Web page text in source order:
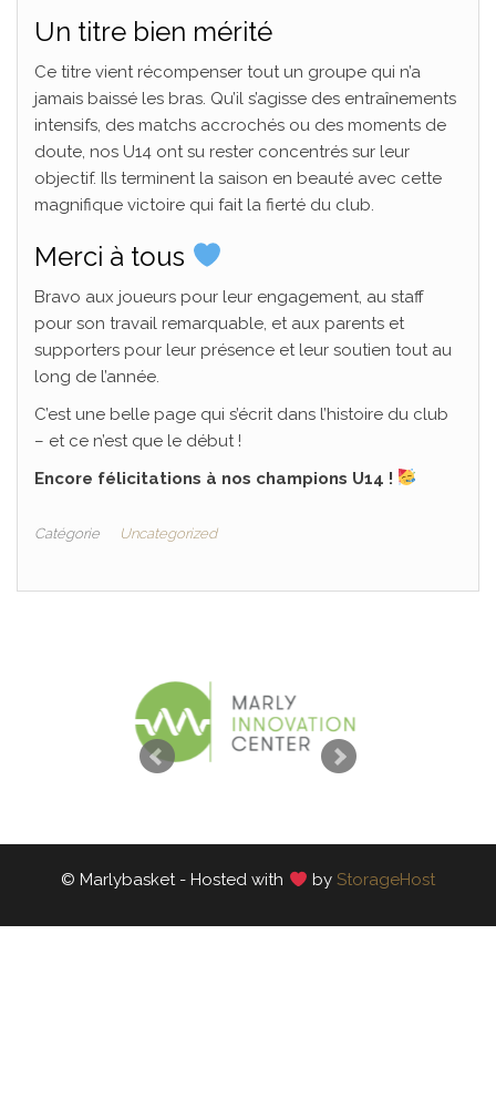
Un titre bien mérité
Ce titre vient récompenser tout un groupe qui n’a
jamais baissé les bras. Qu’il s’agisse des entraînements
intensifs, des matchs accrochés ou des moments de
doute, nos U14 ont su rester concentrés sur leur
objectif. Ils terminent la saison en beauté avec cette
magnifique victoire qui fait la fierté du club.
Merci à tous
Bravo aux joueurs pour leur engagement, au staff
pour son travail remarquable, et aux parents et
supporters pour leur présence et leur soutien tout au
long de l’année.
C’est une belle page qui s’écrit dans l’histoire du club
– et ce n’est que le début !
Encore félicitations à nos champions U14 !
Catégorie Uncategorized
© Marlybasket - Hosted with by StorageHost